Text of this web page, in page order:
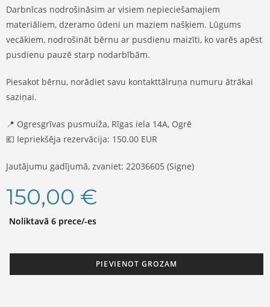
Darbnīcas nodrošināsim ar visiem nepieciešamajiem
materiāliem, dzeramo ūdeni un maziem našķiem. Lūgums
vecākiem, nodrošināt bērnu ar pusdienu maizīti, ko varēs apēst
pusdienu pauzē starp nodarbībām.
Piesakot bērnu, norādiet savu kontakttālruņa numuru ātrākai
saziņai.
📍 Ogresgrīvas pusmuiža, Rīgas iela 14A, Ogrē
💶 Iepriekšēja rezervācija: 150.00 EUR
Jautājumu gadījumā, zvaniet: 22036605 (Signe)
150,00 €
Noliktavā 6 prece/-es
PIEVIENOT GROZAM